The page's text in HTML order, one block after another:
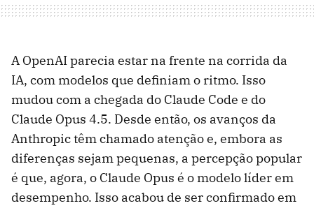
A OpenAI parecia estar na frente na corrida da
IA, com modelos que definiam o ritmo. Isso
mudou com a chegada do Claude Code e do
Claude Opus 4.5. Desde então, os avanços da
Anthropic têm chamado atenção e, embora as
diferenças sejam pequenas, a percepção popular
é que, agora, o Claude Opus é o modelo líder em
desempenho. Isso acabou de ser confirmado em